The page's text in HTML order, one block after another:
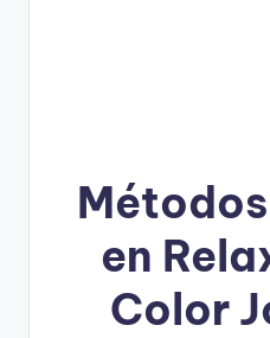
en
Color